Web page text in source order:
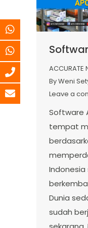
ACCURATE
ByWeni
Leave a
Software
tempat
Dunia
sudah